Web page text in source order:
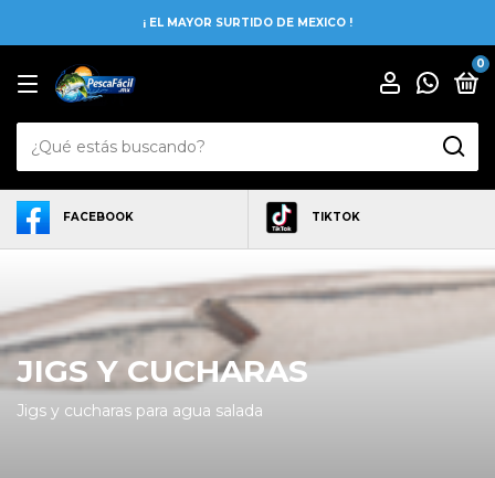
¡ EL MAYOR SURTIDO DE MEXICO !
0
FACEBOOK TIKTOK
JIGS Y CUCHARAS
Jigs y cucharas para agua salada